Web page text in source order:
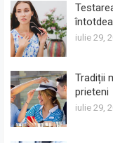
iulie 29,
Tradiții
prieteni
iulie 29,